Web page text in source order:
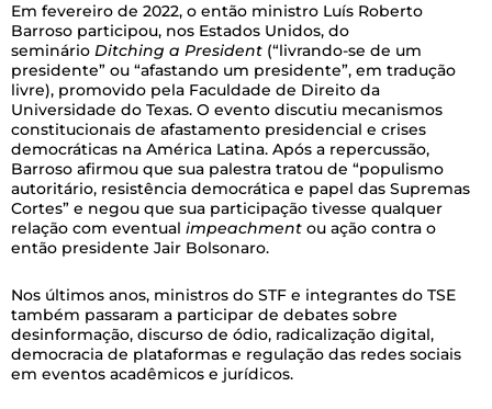
Em fevereiro de 2022, o então ministro Luís Roberto
Barroso participou, nos Estados Unidos, do
seminário Ditching a President (“livrando-se de um
presidente” ou “afastando um presidente”, em tradução
livre), promovido pela Faculdade de Direito da
Universidade do Texas. O evento discutiu mecanismos
constitucionais de afastamento presidencial e crises
democráticas na América Latina. Após a repercussão,
Barroso afirmou que sua palestra tratou de “populismo
autoritário, resistência democrática e papel das Supremas
Cortes” e negou que sua participação tivesse qualquer
relação com eventual impeachment ou ação contra o
então presidente Jair Bolsonaro.
Nos últimos anos, ministros do STF e integrantes do TSE
também passaram a participar de debates sobre
desinformação, discurso de ódio, radicalização digital,
democracia de plataformas e regulação das redes sociais
em eventos acadêmicos e jurídicos.